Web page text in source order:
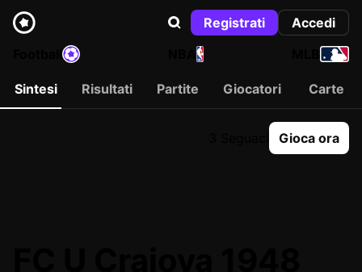
Registrati
Accedi
NBA
Sintesi Risultati Partite Giocatori Carte
Gioca ora